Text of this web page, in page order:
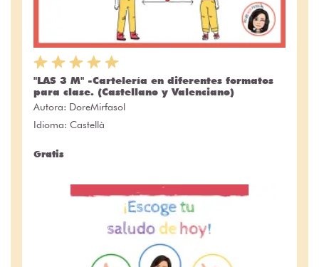
"LAS 3 M" -Cartelería en diferentes formatos
para clase. (Castellano y Valenciano)
Autora: DoreMirfasol
Idioma: Castellà
Gratis